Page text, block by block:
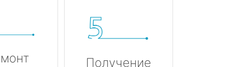
Получение